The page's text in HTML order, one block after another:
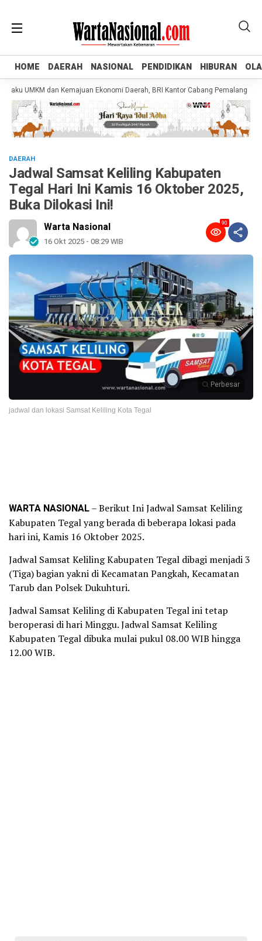
HOME DAERAH NASIONAL PENDIDIKAN HIBURAN
HOME DAERAH NASIONAL PENDIDIKAN HIBURAN
UMKM dan Kemajuan Ekonomi Daerah, BRI Kantor Cabang Pemalang
DAERAH
Jadwal Samsat Keliling Kabupaten
Tegal Hari Ini Kamis 16 Oktober 2025,
Buka Dilokasi Ini!
Warta Nasional
16 Okt 2025 - 08:29 WIB
90
Perbesar
jadwal dan lokasi Samsat Keliling Kota Tegal
WARTA NASIONAL– Berikut Ini Jadwal Samsat Keliling
Kabupaten Tegal yang berada di beberapa lokasi pada
hari ini, Kamis 16 Oktober 2025.
Jadwal Samsat Keliling Kabupaten Tegal dibagi menjadi 3
(Tiga) bagian yakni di Kecamatan Pangkah, Kecamatan
Tarub dan Polsek Dukuhturi.
Jadwal Samsat Keliling di Kabupaten Tegal ini tetap
beroperasi di hari Minggu. Jadwal Samsat Keliling
Kabupaten Tegal dibuka mulai pukul 08.00 WIB hingga
12.00 WIB.